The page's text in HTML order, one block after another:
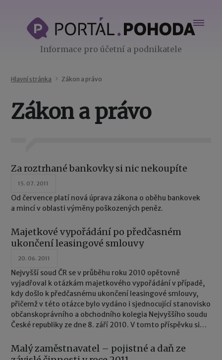
Informace pro účetní a podnikatele
Hlavní stránka Zákon a právo
Zákon a právo
Za roztrhané bankovky si nic nekoupíte
15. 07. 2011
Od července platí nová úprava zákona o oběhu bankovek
a mincí v oblasti výměny poškozených peněz.
Majetkové vypořádání po předčasném
ukončení leasingové smlouvy
20. 06. 2011
Nejvyšší soud ČR se v průběhu roku 2010 opětovně
vyjadřoval k otázkám majetkového vypořádání v případě,
kdy došlo k předčasnému ukončení leasingové smlouvy,
přičemž v této otázce bylo vydáno i sjednocující stanovisko
občanskoprávního a obchodního kolegia Nejvyššího soudu
České republiky ze dne 8. září 2010. V tomto příspěvku si
se týkají především leasingu finančního.
Malý zaměstnavatel – pojistné a daň ze